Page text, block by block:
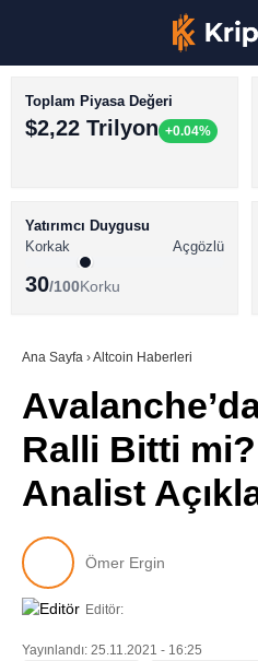
BİTCOİN HABERLERİ
ALTCOİN HABERLERİ
SÖZLÜK
Toplam Piyasa Değeri
$2,22 Trilyon +0.04%
Yatırımcı Duygusu
Korkak
Açgözlü
30/100Korku
Ana Sayfa ›Altcoin Haberleri
Ralli Bitti mi?
Analist
Ömer Ergin
Editör:
Yayınlandı: 25.11.2021 - 16:25